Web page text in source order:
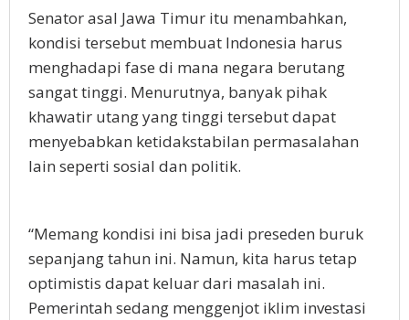
Senator asal Jawa Timur itu menambahkan,
kondisi tersebut membuat Indonesia harus
menghadapi fase di mana negara berutang
sangat tinggi. Menurutnya, banyak pihak
khawatir utang yang tinggi tersebut dapat
menyebabkan ketidakstabilan permasalahan
lain seperti sosial dan politik.
“Memang kondisi ini bisa jadi preseden buruk
sepanjang tahun ini. Namun, kita harus tetap
optimistis dapat keluar dari masalah ini.
Pemerintah sedang menggenjot iklim investasi